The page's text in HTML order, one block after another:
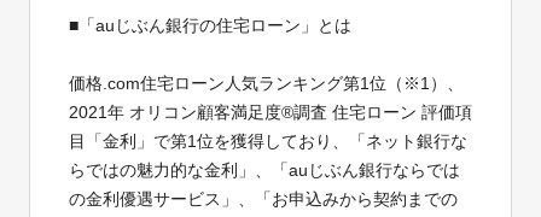
■「auじぶん銀行の住宅ローン」とは
価格.com住宅ローン人気ランキング第1位（※1）、
2021年 オリコン顧客満足度®調査 住宅ローン 評価項
目「金利」で第1位を獲得しており、「ネット銀行な
らではの魅力的な金利」、「auじぶん銀行ならでは
の金利優遇サービス」、「お申込みから契約までの